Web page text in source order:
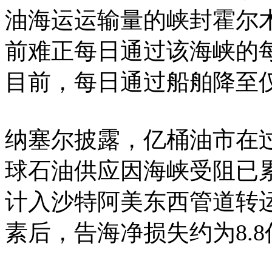
油海运运输量的峡封霍尔
前难正每日通过该海峡的
目前，每日通过船舶降至
纳塞尔披露，亿桶油市在
球石油供应因海峡受阻已
计入沙特阿美东西管道转
素后，告海净损失约为